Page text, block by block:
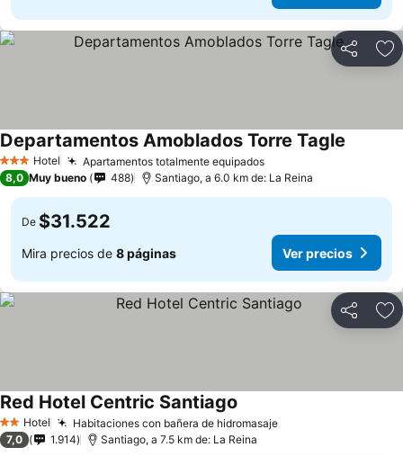
Compartir
3 Estrellas
Hotel Apartamentos totalmente equipados
Departamentos Amoblados Torre Tagle
8,0 Muy bueno 488 Santiago, a 6.0 km de: La Reina
De $31.522
Mira precios de 8 páginas Ver precios
Compartir
2 Estrellas
Hotel Habitaciones con bañera de hidromasaje
Red Hotel Centric Santiago
7,0 1.914 Santiago, a 7.5 km de: La Reina